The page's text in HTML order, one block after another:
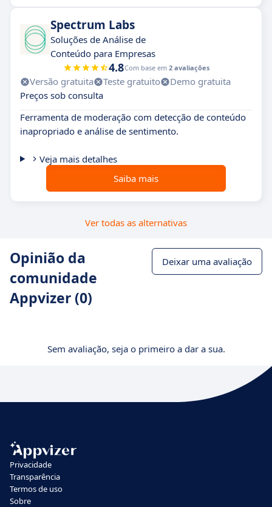
Spectrum Labs
Soluções de Análise de
Conteúdo para Empresas
4.8Com base em 2 avaliações
Versão gratuita Teste gratuito
Demo gratuita
Preços sob consulta
Ferramenta de moderação com detecção de conteúdo
inapropriado e análise de sentimento.
Veja mais detalhes
Saiba mais
Ver todas as alternativas
Opinião da
comunidade
Appvizer (0)
Deixar uma avaliação
Sem avaliação, seja o primeiro a dar a sua.
Privacidade
Transparência
Termos de uso
Sobre